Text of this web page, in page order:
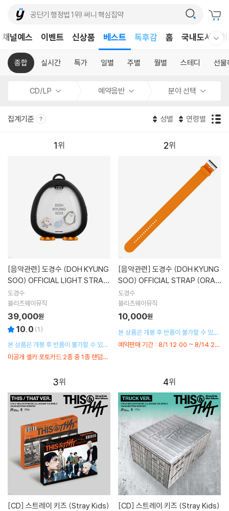
채널예스 이벤트 신상품 베스트
독후감
홈 국내도서
종합 실시간 특가 일별 주별 월별 스테디 선물
CD/LP 예약음반 분야 선택
집계기준 성별 연령별
1
[음악관련]
SOO) OFFICIAL LIGHT STRAP
KEYRING
도경수
블리츠웨이뮤직
미공개 셀카 포토카드 2종 중 1종 랜덤증
39,000원
10.0 (1)
본 상품은 개봉 후 반품이 불가할 수 있으
며, 구성품 불량인 경우 구성품에 한해 별
2
[음악관련]
SOO) OFFICIAL STRAP (ORAN
GE)
도경수
블리츠웨이뮤직
예약판매 기간 : 8/1 12:00 ~ 8/14 23:
10,000원
본 상품은 개봉 후 반품이 불가할 수 있으
며, 구성품 불량인 경우 구성품에 한해 별
3
[CD]
4
[CD]